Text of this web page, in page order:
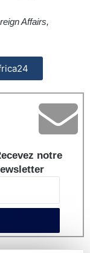
Affairs,
notre